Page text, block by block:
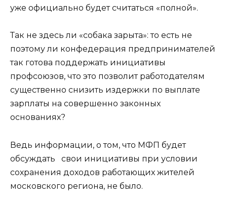
уже официально будет считаться «полной».
Так не здесь ли «собака зарыта»: то есть не
поэтому ли конфедерация предпринимателей
так готова поддержать инициативы
профсоюзов, что это позволит работодателям
существенно снизить издержки по выплате
зарплаты на совершенно законных
основаниях?
Ведь информации, о том, что МФП будет
обсуждать свои инициативы при условии
сохранения доходов работающих жителей
московского региона, не было.